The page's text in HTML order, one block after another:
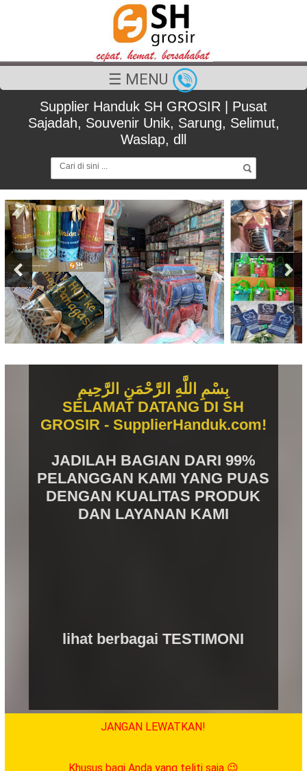
☰ MENU
Supplier Handuk SH GROSIR | Pusat
Sajadah, Souvenir Unik, Sarung, Selimut,
Waslap, dll
بِسْمِ اللَّهِ الرَّحْمَنِ الرَّحِيمِ
SELAMAT DATANG DI SH
GROSIR - SupplierHanduk.com!
JADILAH BAGIAN DARI 99%
PELANGGAN KAMI YANG PUAS
DENGAN KUALITAS PRODUK
DAN LAYANAN KAMI
lihat berbagai TESTIMONI
JANGAN LEWATKAN!
Khusus bagi Anda yang teliti saja 😉